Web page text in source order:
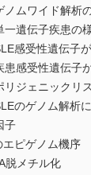
ムワイド解析の
伝子疾患の様
受性遺伝子が
受性遺伝子か
ェニックリス
ゲノム解析に
子
エピゲノム機序
脱メチル化